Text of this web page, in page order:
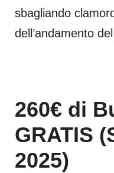
sbagliando
dell’andamento
260€ di
GRATIS
2025)